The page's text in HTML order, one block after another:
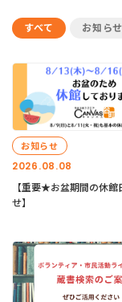
すべて お知らせ
2026.08.08
お知らせ
【重要★お盆期間の休館
せ】